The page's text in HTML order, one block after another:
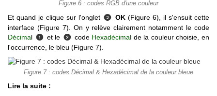
Figure 6 : codes RGB d'une couleur
Et quand je clique sur l'onglet ❸ OK(Figure 6), il s'ensuit cette
interface (Figure 7). On y relève clairement notamment le code
Décimal ❶ et le ❷ code Hexadécimal de la couleur choisie, en
l'occurrence, le bleu (Figure 7).
Figure 7 : codes Décimal & Hexadécimal de la couleur bleue
Lire la suite :